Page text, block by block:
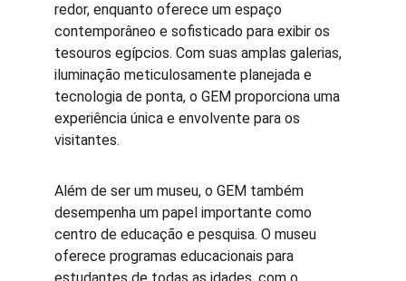
redor, enquanto oferece um espaço
contemporâneo e sofisticado para exibir os
tesouros egípcios. Com suas amplas galerias,
iluminação meticulosamente planejada e
tecnologia de ponta, o GEM proporciona uma
experiência única e envolvente para os
visitantes.
Além de ser um museu, o GEM também
desempenha um papel importante como
centro de educação e pesquisa. O museu
oferece programas educacionais para